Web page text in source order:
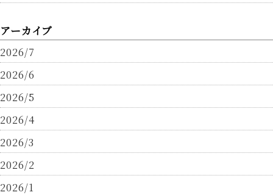
アーカイブ
2026/7
2026/6
2026/5
2026/4
2026/3
2026/2
2026/1